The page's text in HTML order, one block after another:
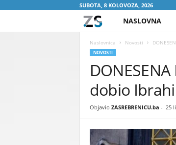
SUBOTA, 8 KOLOVOZA, 2026
A
S
R
E
B
NASLOVNA
Naslovnica Novosti
NOVOSTI
dobio
Objavio ZASREBRENICU.ba - 25